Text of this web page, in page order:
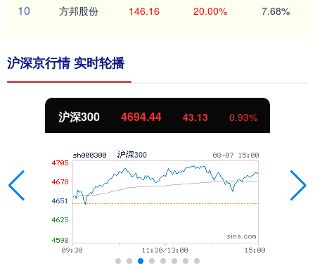
10 方邦股份 146.16 20.00% 7.68%
沪深京行情 实时轮播
沪深300 4694.44 43.13 0.93%